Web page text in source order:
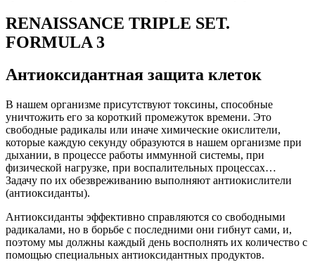
RENAISSANCE TRIPLE SET.
FORMULA 3
Антиоксидантная защита клеток
В нашем организме присутствуют токсины, способные
уничтожить его за короткий промежуток времени. Это
свободные радикалы или иначе химические окислители,
которые каждую секунду образуются в нашем организме при
дыхании, в процессе работы иммунной системы, при
физической нагрузке, при воспалительных процессах…
Задачу по их обезвреживанию выполняют антиокислители
(антиоксиданты).
Антиоксиданты эффективно справляются со свободными
радикалами, но в борьбе с последними они гибнут сами, и,
поэтому мы должны каждый день восполнять их количество с
помощью специальных антиоксидантных продуктов.